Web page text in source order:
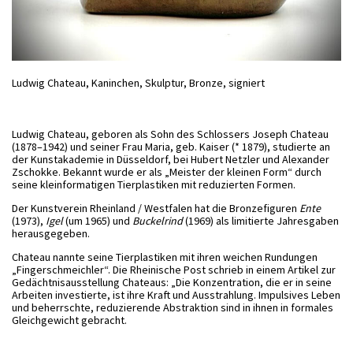
Ludwig Chateau, Kaninchen, Skulptur, Bronze, signiert
Ludwig Chateau, geboren als Sohn des Schlossers Joseph Chateau
(1878–1942) und seiner Frau Maria, geb. Kaiser (* 1879), studierte an
der Kunstakademie in Düsseldorf, bei Hubert Netzler und Alexander
Zschokke. Bekannt wurde er als „Meister der kleinen Form“durch
seine kleinformatigen Tierplastiken mit reduzierten Formen.
Der Kunstverein Rheinland / Westfalen hat die Bronzefiguren Ente
(1973), Igel(um 1965) und Buckelrind(1969) als limitierte Jahresgaben
herausgegeben.
Chateau nannte seine Tierplastiken mit ihren weichen Rundungen
„Fingerschmeichler“. Die Rheinische Post schrieb in einem Artikel zur
Gedächtnisausstellung Chateaus: „Die Konzentration, die er in seine
Arbeiten investierte, ist ihre Kraft und Ausstrahlung. Impulsives Leben
und beherrschte, reduzierende Abstraktion sind in ihnen in formales
Gleichgewicht gebracht.